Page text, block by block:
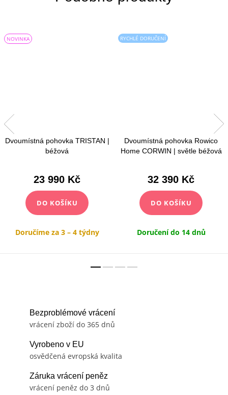
NOVINKA
Dvoumístná pohovka TRISTAN |
béžová
23 990 Kč
DO KOŠÍKU
Doručíme za 3 – 4 týdny
RYCHLÉ DORUČENÍ
Dvoumístná pohovka Rowico
Home CORWIN | světle béžová
32 390 Kč
DO KOŠÍKU
Doručení do 14 dnů
Bezproblémové vrácení
vrácení zboží do 365 dnů
Vyrobeno v EU
osvědčená evropská kvalita
Záruka vrácení peněz
vrácení peněz do 3 dnů